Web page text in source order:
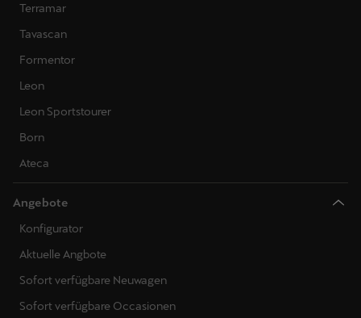
Terramar
Tavascan
Formentor
Leon
Leon Sportstourer
Born
Ateca
Angebote
Konfigurator
Aktuelle Angbote
Sofort verfügbare Neuwagen
Sofort verfügbare Occasionen